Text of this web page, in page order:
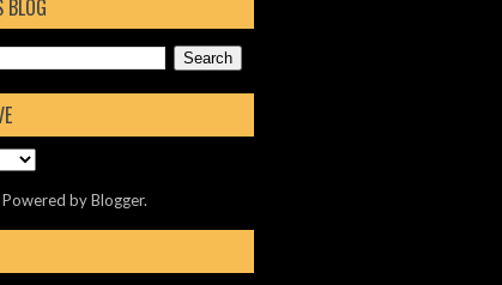
BLOG
Powered byBlogger.